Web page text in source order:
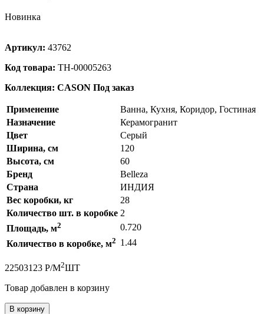
Новинка
Артикул: 43762
Код товара: ТН-00005263
Коллекция: CASON Под заказ
Применение
Ванна, Кухня, Коридор, Гостиная
Назначение
Керамогранит
Цвет
Серый
Ширина, см
120
Высота, см
60
Бренд
Belleza
Страна
ИНДИЯ
Вес коробки, кг
28
Количество шт. в коробке 2
Площадь, м2
0.720
Количество в коробке, м2 1.44
22503123 Р/М2ШТ
Товар добавлен в корзину
В корзину